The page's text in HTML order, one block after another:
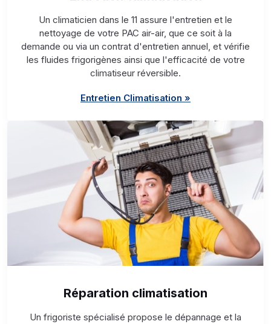
Un climaticien dans le 11 assure l'entretien et le
nettoyage de votre PAC air-air, que ce soit à la
demande ou via un contrat d'entretien annuel, et vérifie
les fluides frigorigènes ainsi que l'efficacité de votre
climatiseur réversible.
Entretien Climatisation »
Réparation climatisation
Un frigoriste spécialisé propose le dépannage et la